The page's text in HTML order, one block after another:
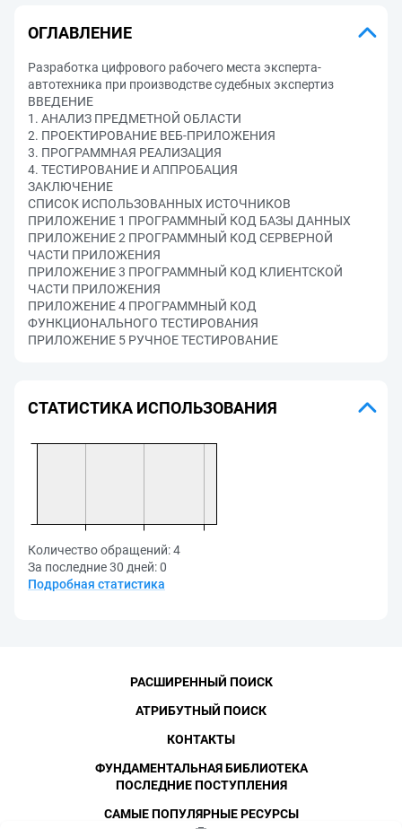
ОГЛАВЛЕНИЕ
Разработка цифрового рабочего места эксперта-
автотехника при производстве судебных экспертиз
ВВЕДЕНИЕ
1. АНАЛИЗ ПРЕДМЕТНОЙ ОБЛАСТИ
2. ПРОЕКТИРОВАНИЕ ВЕБ-ПРИЛОЖЕНИЯ
3. ПРОГРАММНАЯ РЕАЛИЗАЦИЯ
4. ТЕСТИРОВАНИЕ И АППРОБАЦИЯ
ЗАКЛЮЧЕНИЕ
СПИСОК ИСПОЛЬЗОВАННЫХ ИСТОЧНИКОВ
ПРИЛОЖЕНИЕ 1 ПРОГРАММНЫЙ КОД БАЗЫ ДАННЫХ
ПРИЛОЖЕНИЕ 2 ПРОГРАММНЫЙ КОД СЕРВЕРНОЙ
ЧАСТИ ПРИЛОЖЕНИЯ
ПРИЛОЖЕНИЕ 3 ПРОГРАММНЫЙ КОД КЛИЕНТСКОЙ
ЧАСТИ ПРИЛОЖЕНИЯ
ПРИЛОЖЕНИЕ 4 ПРОГРАММНЫЙ КОД
ФУНКЦИОНАЛЬНОГО ТЕСТИРОВАНИЯ
ПРИЛОЖЕНИЕ 5 РУЧНОЕ ТЕСТИРОВАНИЕ
СТАТИСТИКА ИСПОЛЬЗОВАНИЯ
Количество обращений:4
За последние 30 дней:0
Подробная статистика
РАСШИРЕННЫЙ ПОИСК
АТРИБУТНЫЙ ПОИСК
КОНТАКТЫ
ФУНДАМЕНТАЛЬНАЯ БИБЛИОТЕКА
ПОСЛЕДНИЕ ПОСТУПЛЕНИЯ
САМЫЕ ПОПУЛЯРНЫЕ РЕСУРСЫ